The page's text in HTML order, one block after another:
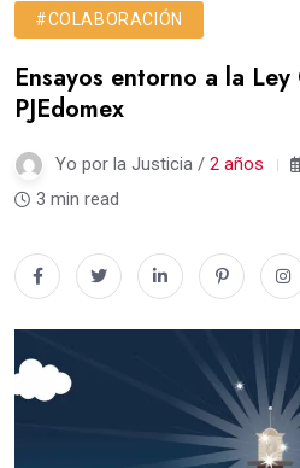
#COLABORACIÓN
Ensayos entorno a la
PJEdomex
Yo por la Justicia / 2 años
3 min read